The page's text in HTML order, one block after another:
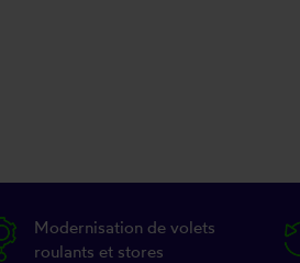
Modernisation de volets
roulants et stores